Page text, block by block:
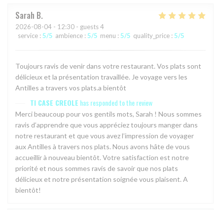
Sarah B
2026-08-04 - 12:30 - guests 4
service : 5/5 ambience : 5/5 menu : 5/5 quality_price : 5/5
Toujours ravis de venir dans votre restaurant. Vos plats sont
délicieux et la présentation travaillée. Je voyage vers les
Antilles a travers vos plats.a bientôt
TI CASE CREOLE has responded to the review
Merci beaucoup pour vos gentils mots, Sarah ! Nous sommes
ravis d’apprendre que vous appréciez toujours manger dans
notre restaurant et que vous avez l’impression de voyager
aux Antilles à travers nos plats. Nous avons hâte de vous
accueillir à nouveau bientôt. Votre satisfaction est notre
priorité et nous sommes ravis de savoir que nos plats
délicieux et notre présentation soignée vous plaisent. A
bientôt!